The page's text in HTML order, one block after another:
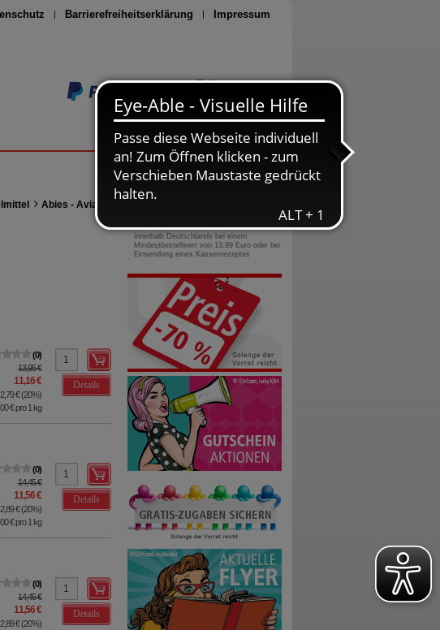
Barrierefreiheitserklärung Impressum
Seite drucken
Abies - Aviaria
0
13,95 €
11,16 €
2,79 €(20%)
€pro 1 kg
Details
0
14,45 €
11,56 €
2,89 €(20%)
€pro 1 kg
Details
0
14,45 €
11,56 €
2,89 €(20%)
Details
0800-10 11 422
gebührenfreie Rufnummer
innerhalb Deutschlands bei einem
Mindestbestellwert von 13,99 Euro oder bei
Einsendung eines Kassenrezeptes